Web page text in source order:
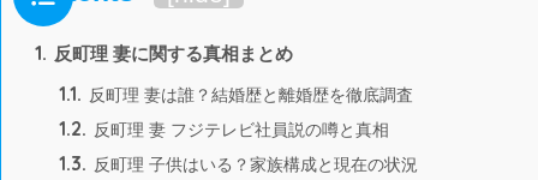
1. 反町理 妻に関する真相まとめ
1.1. 反町理 妻は誰？結婚歴と離婚歴を徹底調査
1.2. 反町理 妻 フジテレビ社員説の噂と真相
1.3. 反町理 子供はいる？家族構成と現在の状況